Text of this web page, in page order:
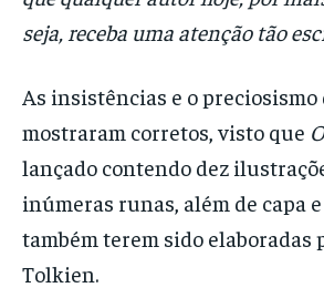
seja, receba uma atenção tão
As insistências e o preciosismo
mostraram corretos, visto que
lançado contendo dez
inúmeras runas, além de capa
também terem sido elaboradas
Tolkien.